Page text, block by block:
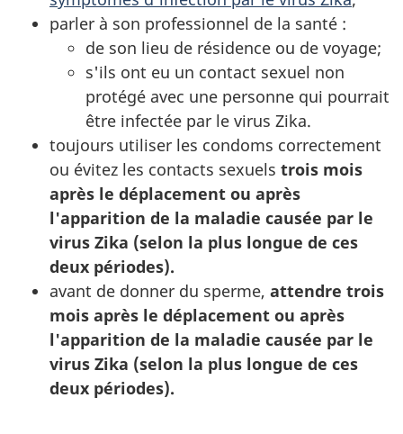
parler à son professionnel de la santé :
de son lieu de résidence ou de voyage;
s'ils ont eu un contact sexuel non
protégé avec une personne qui pourrait
être infectée par le virus Zika.
toujours utiliser les condoms correctement
ou évitez les contacts sexuels trois mois
après le déplacement ou après
l'apparition de la maladie causée par le
virus Zika (selon la plus longue de ces
deux périodes).
avant de donner du sperme, attendre trois
mois après le déplacement ou après
l'apparition de la maladie causée par le
virus Zika (selon la plus longue de ces
deux périodes).